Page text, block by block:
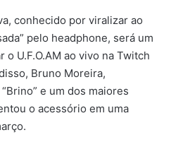
conhecido por viralizar ao
pelo headphone, será um
U.F.O.AM ao vivo na Twitch
Bruno Moreira,
e um dos maiores
o acessório em uma